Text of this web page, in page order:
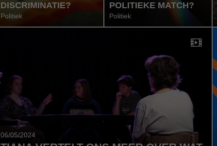
DISCRIMINATIE?
Politiek
POLITIEKE MATCH?
Politiek
06/05/2024